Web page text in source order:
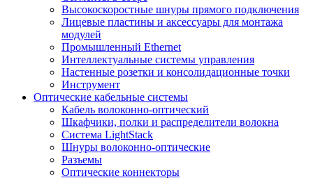
Высокоскоростные шнуры прямого подключения
Лицевые пластины и аксессуары для монтажа
модулей
Промышленный Ethernet
Интеллектуальные системы управления
Настенные розетки и консолидационные точки
Инструмент
Оптические кабельные системы
Кабель волоконно-оптический
Шкафчики, полки и распределители волокна
Система LightStack
Шнуры волоконно-оптические
Разъемы
Оптические коннекторы